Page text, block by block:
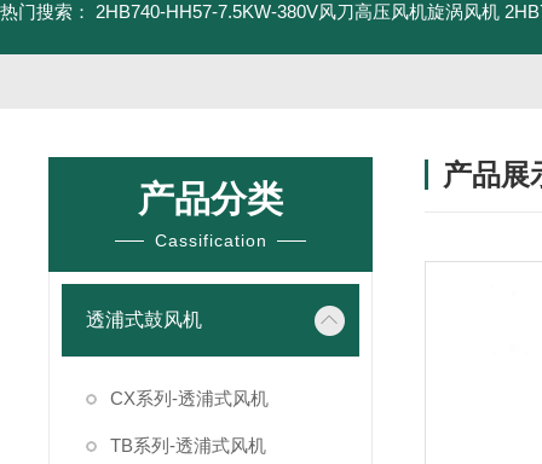
热门搜索： 2HB740-HH57-7.5KW-380V风刀高压风机旋涡风机
产品分类
Cassification
透浦式鼓风机
CX系列-透浦式风机
TB系列-透浦式风机
产品展